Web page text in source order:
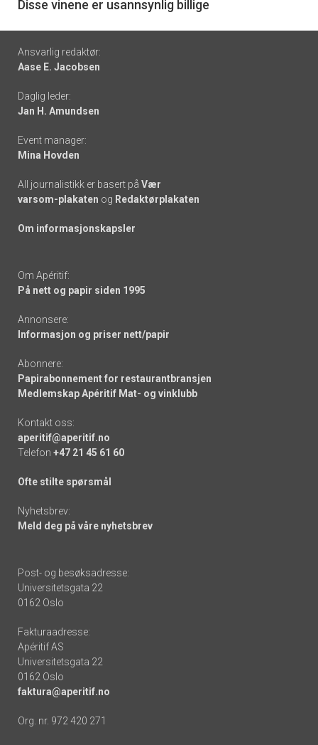
6
Disse vinene er usannsynlig billige
Footer
-
links
Ansvarlig redaktør:
Aase E. Jacobsen
Daglig leder:
Jan H. Amundsen
Event manager:
Mina Hovden
All journalistikk er basert på Vær
varsom-plakaten og Redaktørplakaten
Om informasjonskapsler
Om Apéritif:
På nett og papir siden 1995
Annonsere:
Informasjon og priser nett/papir
Abonnere:
Papirabonnement for restaurantbransjen
Medlemskap Apéritif Mat- og vinklubb
Kontakt oss:
aperitif@aperitif.no
Telefon +47 21 45 61 60
Ofte stilte spørsmål
Nyhetsbrev:
Meld deg på våre nyhetsbrev
Post- og besøksadresse:
Universitetsgata 22
0162 Oslo
Fakturaadresse:
Apéritif AS
Universitetsgata 22
0162 Oslo
faktura@aperitif.no
Org. nr. 972 420 271